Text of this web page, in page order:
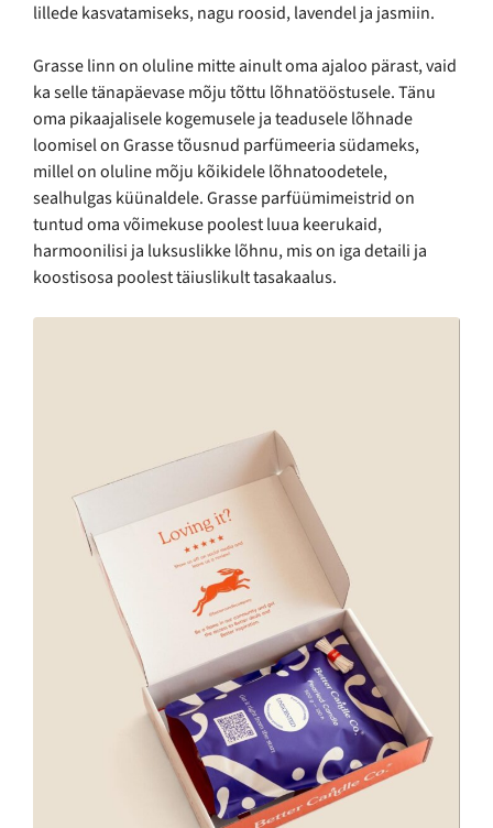
lillede kasvatamiseks, nagu roosid, lavendel ja jasmiin.
Grasse linn on oluline mitte ainult oma ajaloo pärast, vaid
ka selle tänapäevase mõju tõttu lõhnatööstusele. Tänu
oma pikaajalisele kogemusele ja teadusele lõhnade
loomisel on Grasse tõusnud parfümeeria südameks,
millel on oluline mõju kõikidele lõhnatoodetele,
sealhulgas küünaldele. Grasse parfüümimeistrid on
tuntud oma võimekuse poolest luua keerukaid,
harmoonilisi ja luksuslikke lõhnu, mis on iga detaili ja
koostisosa poolest täiuslikult tasakaalus.